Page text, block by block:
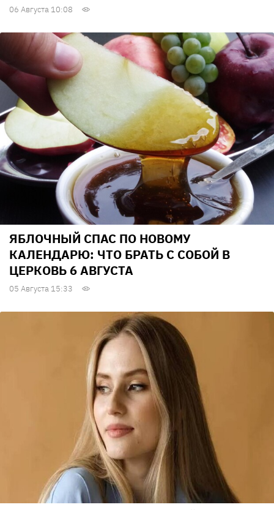
06 Августа 10:08
ЯБЛОЧНЫЙ СПАС ПО НОВОМУ
КАЛЕНДАРЮ: ЧТО БРАТЬ С СОБОЙ В
ЦЕРКОВЬ 6 АВГУСТА
05 Августа 15:33